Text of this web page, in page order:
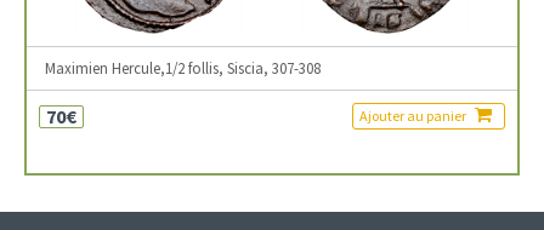
Maximien Hercule,1/2 follis, Siscia, 307-308
70€ Ajouter au panier